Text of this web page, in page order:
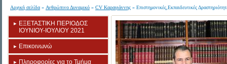
Αρχική σελίδα » Ανθρώπινο Δυναμικό » CV Καραγιάννης » Επιστημονικές,Εκπαιδευτικές
ΕΞΕΤΑΣΤΙΚΗ ΠΕΡΙΟΔΟΣ
ΙΟΥΝΙΟΥ-ΙΟΥΛΙΟΥ 2021
Επικοινωνώ
Πληροφορίες για το Τμήμα